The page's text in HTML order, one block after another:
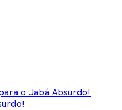
o Jabá Absurdo!